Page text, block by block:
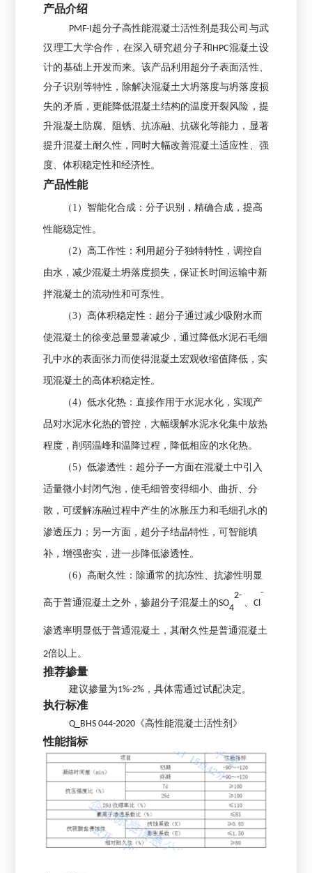
产品介绍
PMF-I超分子高性能混凝土活性剂是我公司与武
汉理工大学合作，在深入研究超分子和HPC混凝土设
计的基础上开发而来。该产品利用超分子表面活性、
分子识别等特性，除解决混凝土大坍落度与坍落度损
失的矛盾，更能降低混凝土结构的温度开裂风险，提
升混凝土防腐、阻锈、抗冻融、抗碳化等能力，显著
提升混凝土耐久性，同时大幅改善混凝土适应性、强
度、体积稳定性和经济性。
产品性能
（1）智能化合成：分子识别，精确合成，提高
性能稳定性。
（2）高工作性：利用超分子独特特性，调控自
由水，减少混凝土坍落度损失，保证长时间运输中新
拌混凝土的流动性和可泵性。
（3）高体积稳定性：超分子通过减少吸附水而
使混凝土的徐变总量显著减少，通过降低水泥石毛细
孔中水的表面张力而使得混凝土宏观收缩值降低，实
现混凝土的高体积稳定性。
（4）低水化热：直接作用于水泥水化，实现产
品对水泥水化热的管控，大幅缓解水泥水化集中放热
程度，削弱温峰和温降过程，降低相应的水化热。
（5）低渗透性：超分子一方面在混凝土中引入
适量微小封闭气泡，使毛细管变得细小、曲折、分
散，可缓解冻融过程中产生的冰胀压力和毛细孔水的
渗透压力；另一方面，超分子结晶特性，可智能填
补，增强密实，进一步降低渗透性。
（6）高耐久性： 除通常的抗冻性、抗渗性明显
高于普通混凝土之外，掺超分子混凝土的SO4
2-
、Cl
ˉ
渗透率明显低于普通混凝土，其耐久性是普通混凝土
2倍以上。
推荐掺量
建议掺量为1%-2%，具体需通过试配决定。
执行标准
Q_BHS 044-2020《高性能混凝土活性剂》
性能指标